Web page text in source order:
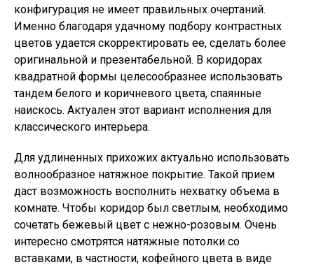
конфигурация не имеет правильных очертаний.
Именно благодаря удачному подбору контрастных
цветов удается скорректировать ее, сделать более
оригинальной и презентабельной. В коридорах
квадратной формы целесообразнее использовать
тандем белого и коричневого цвета, спаянные
наискось. Актуален этот вариант исполнения для
классического интерьера.
Для удлиненных прихожих актуально использовать
волнообразное натяжное покрытие. Такой прием
даст возможность восполнить нехватку объема в
комнате. Чтобы коридор был светлым, необходимо
сочетать бежевый цвет с нежно-розовым. Очень
интересно смотрятся натяжные потолки со
вставками, в частности, кофейного цвета в виде